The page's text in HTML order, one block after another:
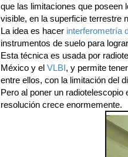
que las limitaciones que poseen
visible, en la superficie terrestre
La idea es hacer interferometría
instrumentos de suelo para
Esta técnica es usada por
México y el VLBI, y permite
entre ellos, con la limitación del
Pero al poner un
resolución crece enormemente.